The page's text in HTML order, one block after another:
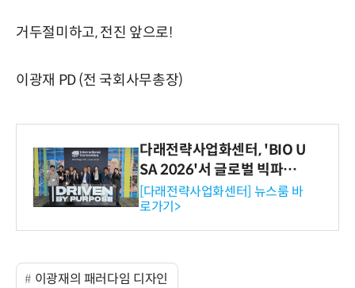
거두절미하고, 전진 앞으로!
이광재 PD (전 국회사무총장)
다래전략사업화센터, 'BIO U
SA 2026'서 글로벌 빅파마
와의 비즈니스 미팅 지원…K
-바이오 해외 진출 교두보 확
보
[다래전략사업화센터] 뉴스룸 바
로가기>
이광재의 패러다임 디자인